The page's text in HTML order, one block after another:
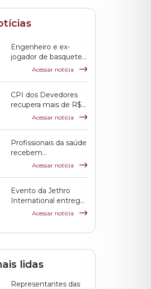
Engenheiro e ex-
jogador de basquete,
Jack Terpins recebe a
Acessar notícia
CPI dos Devedores
recupera mais de R$ 2
bilhões aos cofres
Acessar notícia
Profissionais da saúde
recebem
homenagem na
Acessar notícia
Evento da Jethro
International entrega
Prêmio Martin Luther
Acessar notícia
lidas
Representantes das